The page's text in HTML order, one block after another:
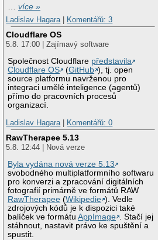
…více »
Ladislav Hagara
Komentářů: 3
Cloudflare OS
5.8. 17:00 | Zajímavý software
Společnost Cloudflare představila
Cloudflare OS
(GitHub ), tj. open
source platformu navrženou pro
integraci umělé inteligence (agentů)
přímo do pracovních procesů
organizací.
Ladislav Hagara
Komentářů: 0
RawTherapee 5.13
5.8. 12:44 | Nová verze
Byla vydána nová verze 5.13
svobodného multiplatformního softwaru
pro konverzi a zpracování digitálních
fotografií primárně ve formátů RAW
RawTherapee (Wikipedie ). Vedle
zdrojových kódů je k dispozici také
balíček ve formátuAppImage . Stačí jej
stáhnout, nastavit právo ke spuštění a
spustit.